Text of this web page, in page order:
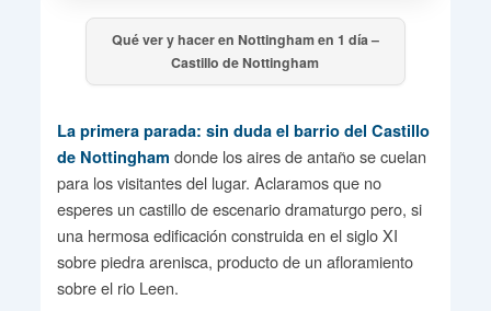
Qué ver y hacer en Nottingham en 1 día –
Castillo de Nottingham
La primera parada: sin duda el barrio del Castillo
de Nottingham donde los aires de antaño se cuelan
para los visitantes del lugar. Aclaramos que no
esperes un castillo de escenario dramaturgo pero, si
una hermosa edificación construida en el siglo XI
sobre piedra arenisca, producto de un afloramiento
sobre el rio Leen.